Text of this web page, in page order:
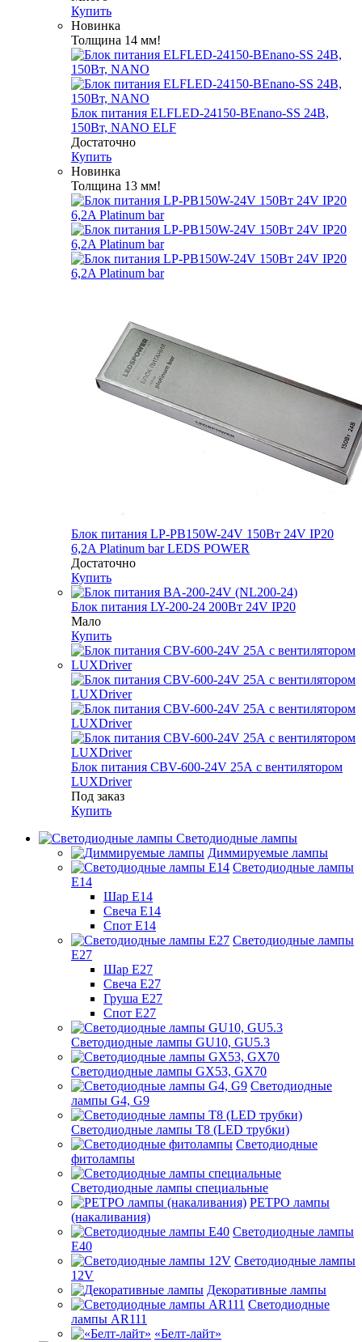
Купить
Новинка
Толщина 14 мм!
Блок питания ELFLED-24150-BEnano-SS 24В,
150Вт, NANO ELF
Достаточно
Купить
Новинка
Толщина 13 мм!
Блок питания LP-PB150W-24V 150Вт 24V IP20
6,2A Platinum bar LEDS POWER
Достаточно
Купить
Блок питания LY-200-24 200Вт 24V IP20
Мало
Купить
Блок питания CBV-600-24V 25А с вентилятором
LUXDriver
Под заказ
Купить
Светодиодные лампы
Диммируемые лампы
Светодиодные лампы
Е14
Шар Е14
Свеча Е14
Спот Е14
Светодиодные лампы
Е27
Шар Е27
Свеча Е27
Груша Е27
Спот Е27
Светодиодные лампы GU10, GU5.3
Светодиодные лампы GX53, GX70
Светодиодные
лампы G4, G9
Светодиодные лампы Т8 (LED трубки)
Светодиодные
фитолампы
Светодиодные лампы специальные
РЕТРО лампы
(накаливания)
Светодиодные лампы
E40
Светодиодные лампы
12V
Декоративные лампы
Светодиодные
лампы AR111
«Белт-лайт»